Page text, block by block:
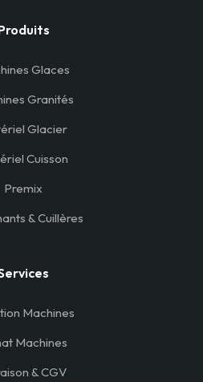
Glaces
Granités
Glacier
Cuisson
Premix
& Cuillères
Machines
Machines
& CGV